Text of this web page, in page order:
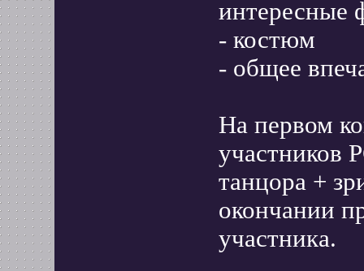
интересные
- костюм
- общее
На первом
участников
танцора +
окончании
участника.